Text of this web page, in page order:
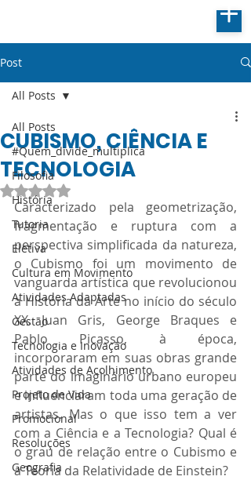
Post
All Posts
#Quem_divide_multiplica
Filosofia
História
Tutoria
Eletiva
Cultura em Movimento
Atividades Adaptadas
Gestão
Tecnologia e Inovação
Atividades de Acolhimento
Projeto de Vida
Promocional
Resoluções
Geografia
All Posts
CUBISMO, CIÊNCIA E
TECNOLOGIA
Avaliado com NaN de 5 estrelas.
Caracterizado pela geometrização,
fragmentação e ruptura com a
perspectiva simplificada da natureza,
o Cubismo foi um movimento de
vanguarda artística que revolucionou
a História da Arte no início do século
XX. Juan Gris, George Braques e
Pablo Picasso, à época,
incorporaram em suas obras grande
parte do imaginário urbano europeu
e influenciaram toda uma geração de
artistas. Mas o que isso tem a ver
com a Ciência e a Tecnologia? Qual é
o grau de relação entre o Cubismo e
a Teoria da Relatividade de Einstein?